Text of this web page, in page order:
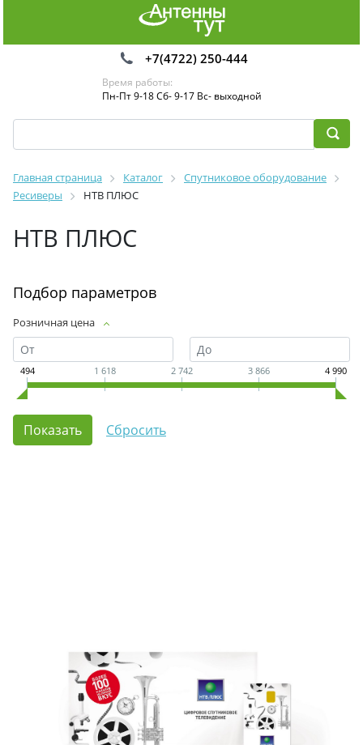
+7(4722) 250-444
Время работы:
Пн-Пт 9-18 Сб- 9-17 Вс- выходной
Главная страница Каталог
Спутниковое оборудование
Ресиверы
НТВ ПЛЮС
НТВ ПЛЮС
Подбор параметров
Розничная цена
494 1 618 2 742 3 866 4 990